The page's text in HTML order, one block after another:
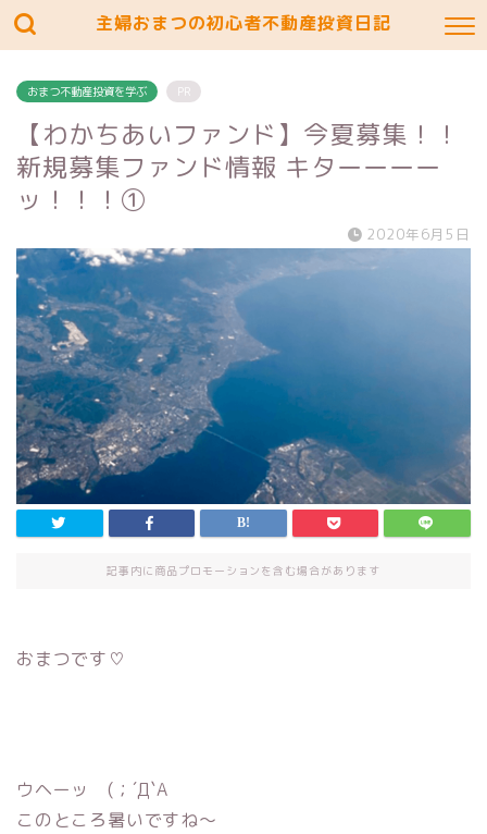
主婦おまつの初心者不動産投資日記
おまつ不動産投資を学ぶ PR
【わかちあいファンド】今夏募集！！
新規募集ファンド情報 キターーーー
ッ！！！①
2020年6月5日
記事内に商品プロモーションを含む場合があります
おまつです♡
ウヘーッ (；´Д`A
このところ暑いですね〜